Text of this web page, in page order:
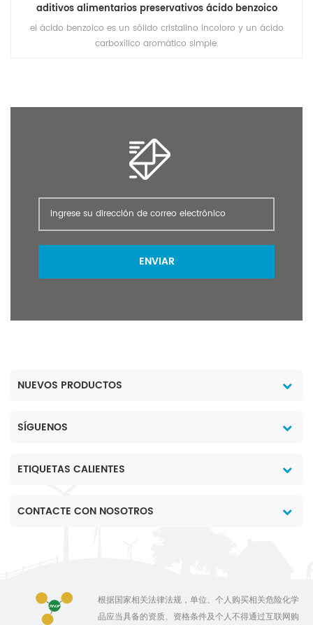
aditivos alimentarios preservativos ácido benzoico
el ácido benzoico es un sólido cristalino incoloro y un ácido
carboxílico aromático simple.
ENVIAR
NUEVOS PRODUCTOS
SÍGUENOS
ETIQUETAS CALIENTES
CONTACTE CON NOSOTROS
根据国家相关法律法规，单位、个人购买相关危险化学
品应当具备的资质、资格条件及个人不得通过互联网购